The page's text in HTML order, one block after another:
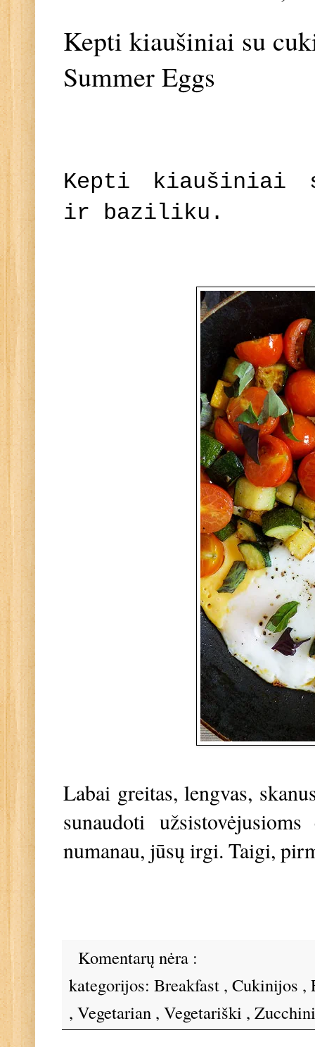
Kepti kiaušiniai su
Summer Eggs
Kepti kiaušiniai
ir baziliku.
Labai greitas, lengvas,
sunaudoti
numanau, jūsų irgi. Taigi,
Komentarų nėra :
kategorijos: Breakfast , Cukinijos ,
, Vegetarian , Vegetariški , Zucchini